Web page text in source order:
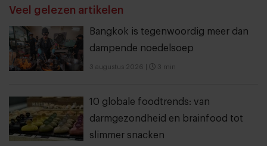
Veel gelezen artikelen
Bangkok is tegenwoordig meer dan
dampende noedelsoep
3 augustus 2026 3 min
10 globale foodtrends: van
darmgezondheid en brainfood tot
slimmer snacken